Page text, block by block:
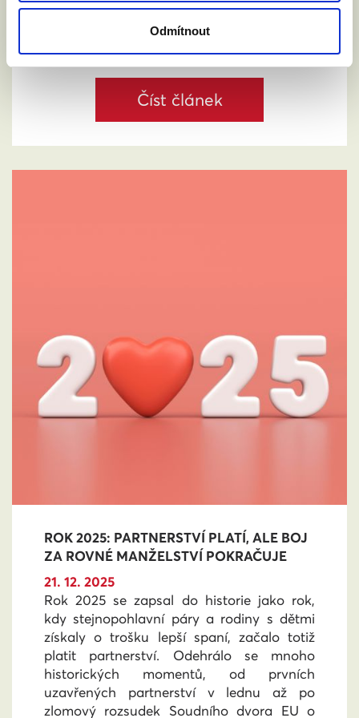
Odmítnout
Jeronýma Tejce, aby Česká republika návrh
podpořila. O co jde?
Číst článek
ROK 2025: PARTNERSTVÍ PLATÍ, ALE BOJ
ZA ROVNÉ MANŽELSTVÍ POKRAČUJE
21. 12. 2025
Rok 2025 se zapsal do historie jako rok,
kdy stejnopohlavní páry a rodiny s dětmi
získaly o trošku lepší spaní, začalo totiž
platit partnerství. Odehrálo se mnoho
historických momentů, od prvních
uzavřených partnerství v lednu až po
zlomový rozsudek Soudního dvora EU o